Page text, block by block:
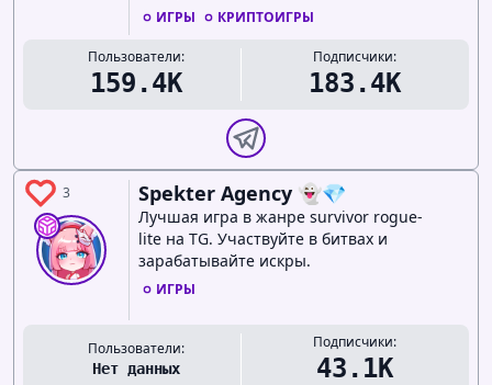
ИГРЫ КРИПТОИГРЫ
Пользователи:
159.4K
Подписчики:
183.4K
3 Spekter Agency 👻💎
Лучшая игра в жанре survivor rogue-
lite на TG. Участвуйте в битвах и
зарабатывайте искры.
ИГРЫ
Пользователи:
Нет данных
Подписчики:
43.1K